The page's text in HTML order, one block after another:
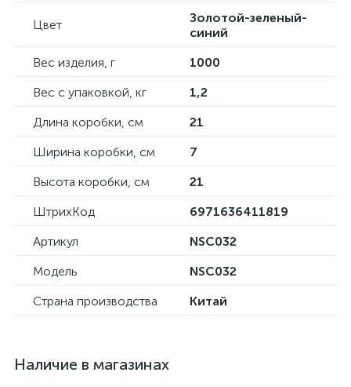
Цвет
Золотой-зеленый-
синий
Вес изделия, г
1000
Вес с упаковкой, кг
1,2
Длина коробки, см
21
Ширина коробки, см
7
Высота коробки, см
21
ШтрихКод
6971636411819
Артикул
NSC032
Модель
NSC032
Страна производства
Китай
Наличие в магазинах